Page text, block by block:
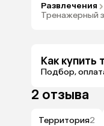
Развлечения
Тренажерный
Как купить
Подбор,
2 отзыва
Территория2